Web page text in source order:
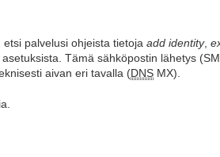
palvelusi ohjeista tietoja add identity,
Tämä sähköpostin lähetys
aivan eri tavalla (DNS MX).